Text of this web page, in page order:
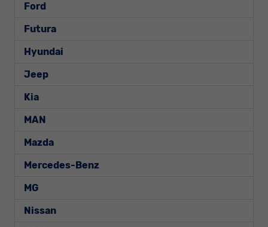
Ford
Futura
Hyundai
Jeep
Kia
MAN
Mazda
Mercedes-Benz
MG
Nissan